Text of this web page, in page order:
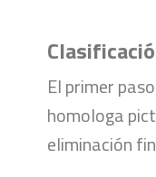
El primer
homologa
eliminación